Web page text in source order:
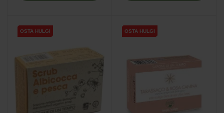
OSTA HULGI
OSTA HULGI
OSTA HULGI OSTA HULGI
OSTA HULGI
OSTA HULGI